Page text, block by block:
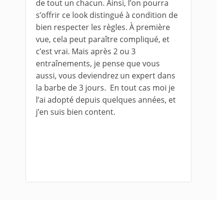
de tout un chacun. Ainsi, l’on pourra
s’offrir ce look distingué à condition de
bien respecter les règles. À première
vue, cela peut paraître compliqué, et
c’est vrai. Mais après 2 ou 3
entraînements, je pense que vous
aussi, vous deviendrez un expert dans
la barbe de 3 jours. En tout cas moi je
l’ai adopté depuis quelques années, et
j’en suis bien content.